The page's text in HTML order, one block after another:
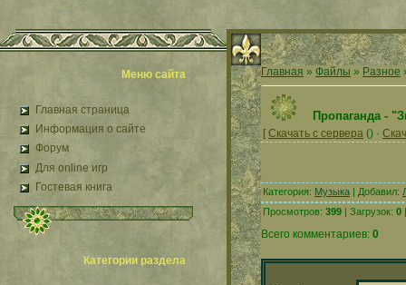
Меню сайта
Главная страница
Информация о сайте
Форум
Для online игр
Гостевая книга
Категории раздела
Главная » Файлы » Разное
Пропаганда -
[Скачать с сервера () ·
.
Категория: Музыка | Добавил:
Просмотров: 399 | Загрузок: 0
Всего комментариев: 0